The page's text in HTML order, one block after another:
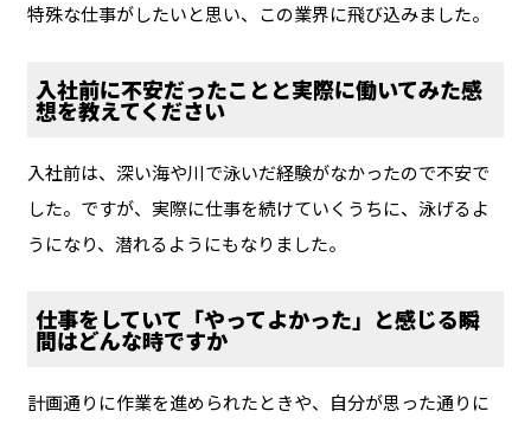
特殊な仕事がしたいと思い、この業界に飛び込みました。
入社前に不安だったことと実際に働いてみた感
想を教えてください
入社前は、深い海や川で泳いだ経験がなかったので不安で
した。ですが、実際に仕事を続けていくうちに、泳げるよ
うになり、潜れるようにもなりました。
仕事をしていて「やってよかった」と感じる瞬
間はどんな時ですか
計画通りに作業を進められたときや、自分が思った通りに